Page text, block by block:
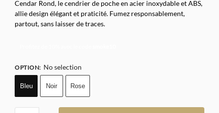
Cendar Rond, le cendrier de poche en acier inoxydable et ABS,
allie design élégant et praticité. Fumez responsablement,
partout, sans laisser de traces.
OPTION: No selection
Bleu Noir Rose